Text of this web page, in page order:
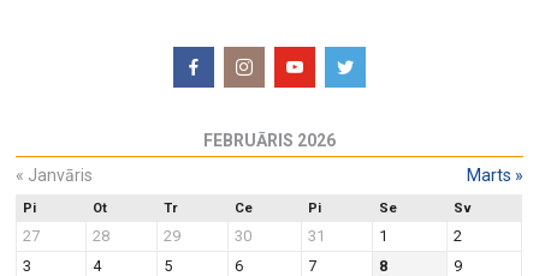
s
N
a
v
t
i
o
n
FEBRUĀRIS 2026
« Janvāris Marts »
Pi Ot Tr Ce Pi Se Sv
27 28 29 30 31 1
2
3
4 5 6 7 8
9